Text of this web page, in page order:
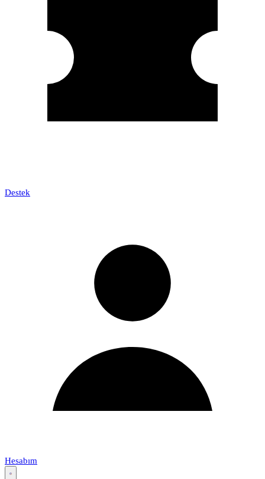
Destek
Hesabım